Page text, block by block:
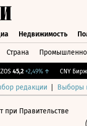
Недвижимость
Страна
45,2 +2,49%↑ CNY Бирж.
редакции Выборы
при Правительстве